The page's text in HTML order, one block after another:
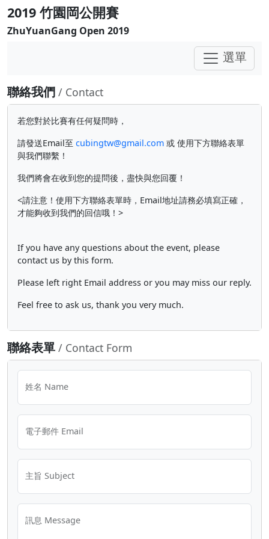
2019 竹園岡公開賽
ZhuYuanGang Open 2019
選單
聯絡我們 / Contact
若您對於比賽有任何疑問時，
請發送Email至 cubingtw@gmail.com 或 使用下方聯絡表單
與我們聯繫！
我們將會在收到您的提問後，盡快與您回覆！
<請注意！使用下方聯絡表單時，Email地址請務必填寫正確，
才能夠收到我們的回信哦！>
If you have any questions about the event, please
contact us by this form.
Please left right Email address or you may miss our reply.
Feel free to ask us, thank you very much.
聯絡表單 / Contact Form
姓名 Name
電子郵件 Email
主旨 Subject
訊息 Message